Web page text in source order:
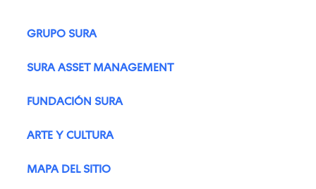
GRUPO SURA
SURA ASSET MANAGEMENT
FUNDACIÓN SURA
ARTE Y CULTURA
MAPA DEL SITIO